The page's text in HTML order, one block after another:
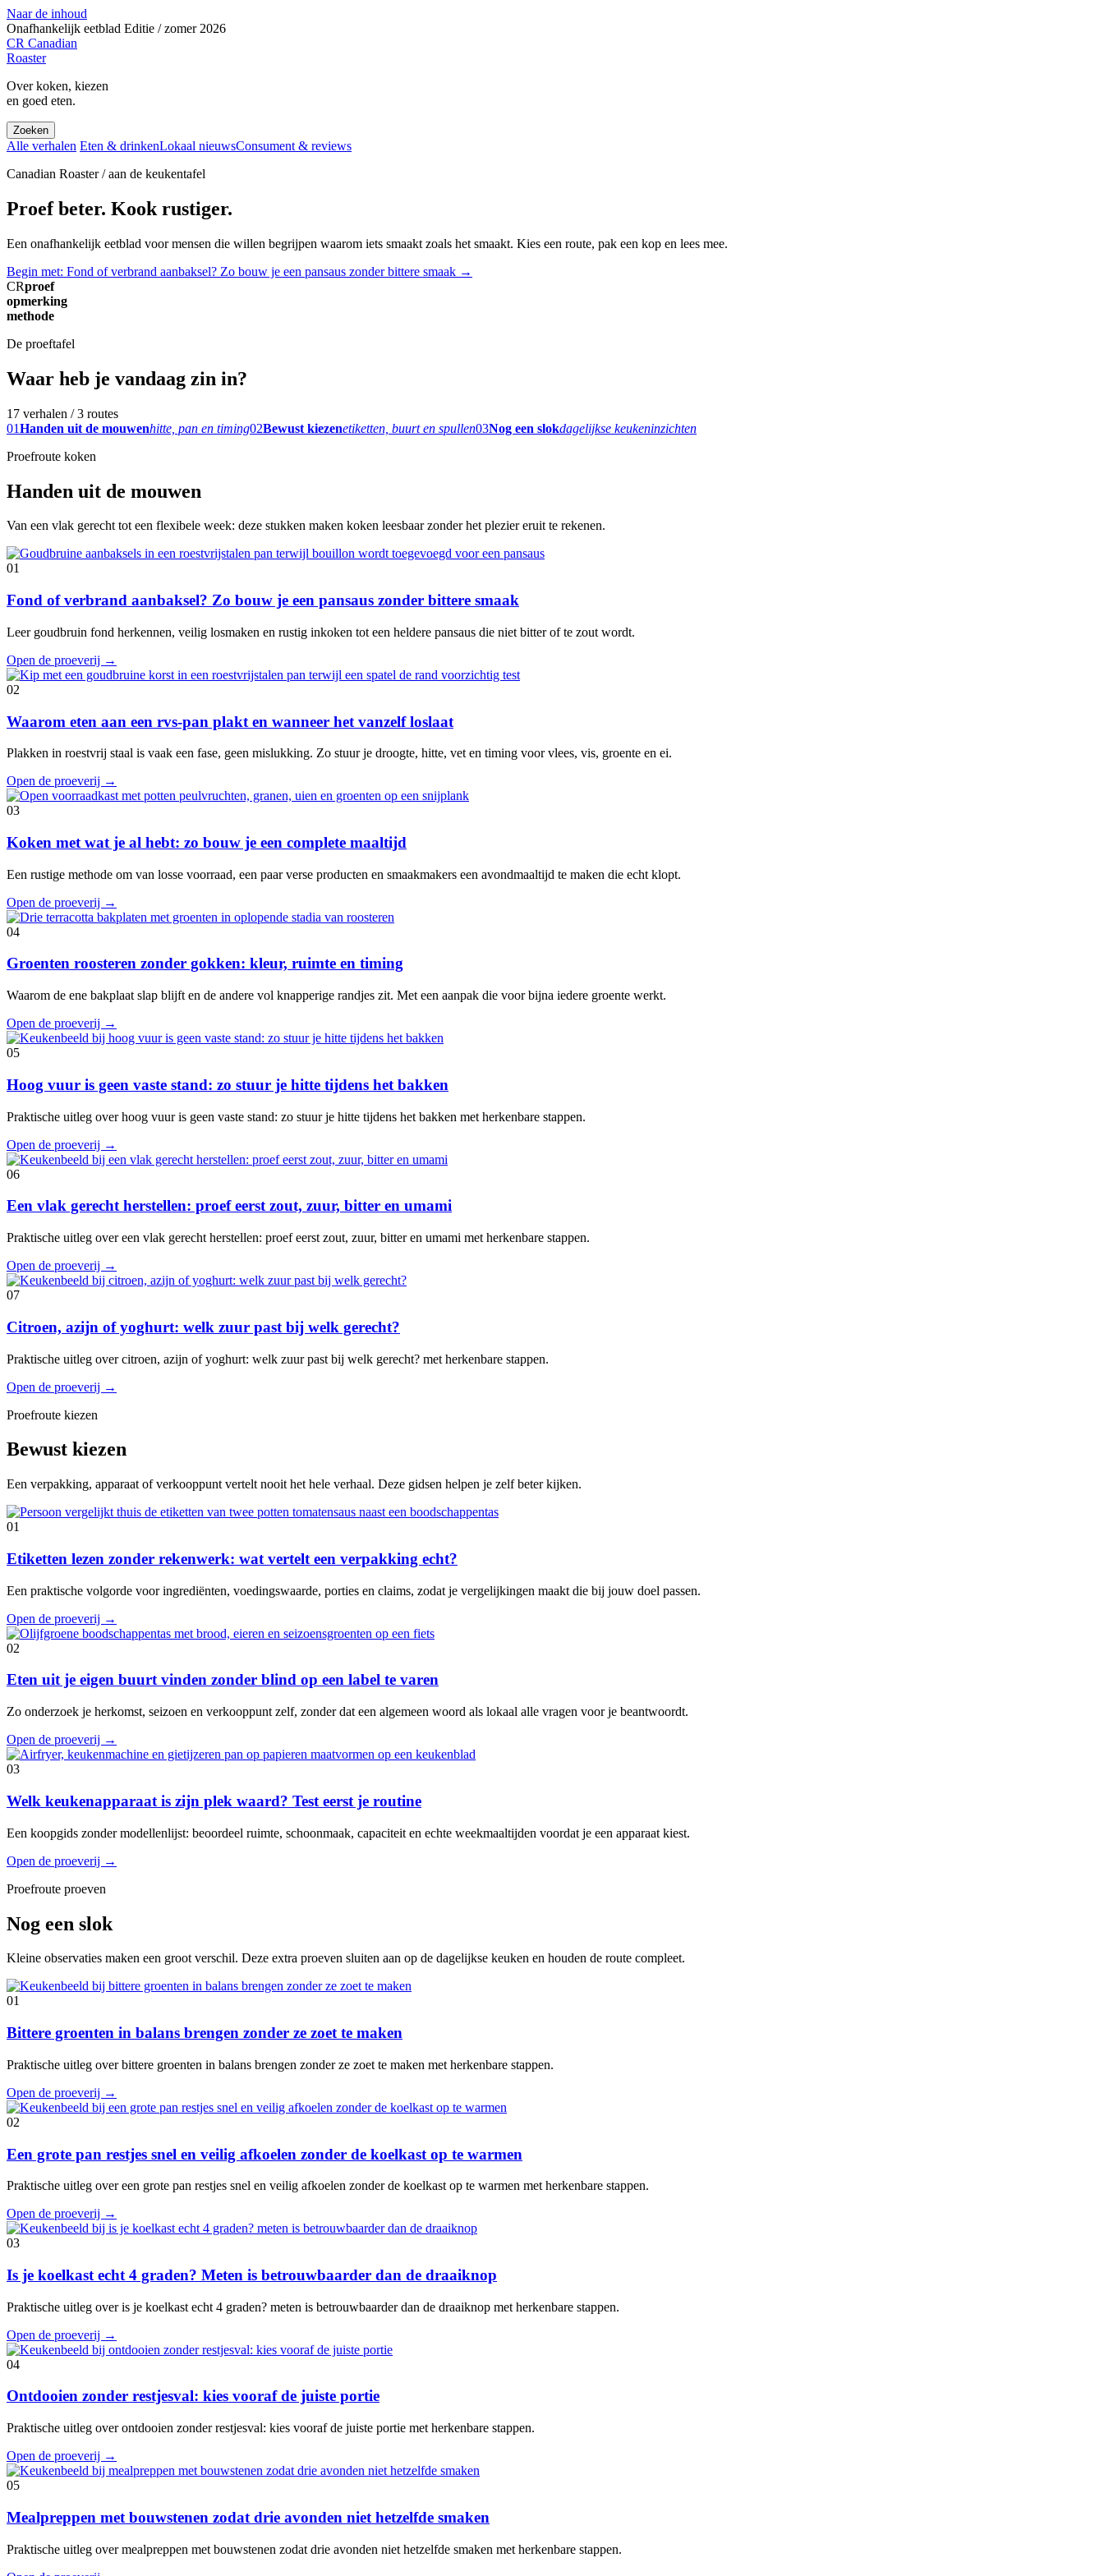
Naar de inhoud
Onafhankelijk eetblad Editie / zomer 2026
CR Canadian
Roaster
Over koken, kiezen
en goed eten.
Zoeken
Alle verhalen Eten & drinkenLokaal nieuwsConsument & reviews
Canadian Roaster / aan de keukentafel
Proef beter. Kook rustiger.
Een onafhankelijk eetblad voor mensen die willen begrijpen waarom iets smaakt zoals het smaakt. Kies een route, pak een kop en lees mee.
Begin met: Fond of verbrand aanbaksel? Zo bouw je een pansaus zonder bittere smaak →
CRproef
opmerking
methode
De proeftafel
Waar heb je vandaag zin in?
17 verhalen / 3 routes
01Handen uit de mouwenhitte, pan en timing02Bewust kiezenetiketten, buurt en spullen03Nog een slokdagelijkse keukeninzichten
Proefroute koken
Handen uit de mouwen
Van een vlak gerecht tot een flexibele week: deze stukken maken koken leesbaar zonder het plezier eruit te rekenen.
01
Fond of verbrand aanbaksel? Zo bouw je een pansaus zonder bittere smaak
Leer goudbruin fond herkennen, veilig losmaken en rustig inkoken tot een heldere pansaus die niet bitter of te zout wordt.
Open de proeverij →
02
Waarom eten aan een rvs-pan plakt en wanneer het vanzelf loslaat
Plakken in roestvrij staal is vaak een fase, geen mislukking. Zo stuur je droogte, hitte, vet en timing voor vlees, vis, groente en ei.
Open de proeverij →
03
Koken met wat je al hebt: zo bouw je een complete maaltijd
Een rustige methode om van losse voorraad, een paar verse producten en smaakmakers een avondmaaltijd te maken die echt klopt.
Open de proeverij →
04
Groenten roosteren zonder gokken: kleur, ruimte en timing
Waarom de ene bakplaat slap blijft en de andere vol knapperige randjes zit. Met een aanpak die voor bijna iedere groente werkt.
Open de proeverij →
05
Hoog vuur is geen vaste stand: zo stuur je hitte tijdens het bakken
Praktische uitleg over hoog vuur is geen vaste stand: zo stuur je hitte tijdens het bakken met herkenbare stappen.
Open de proeverij →
06
Een vlak gerecht herstellen: proef eerst zout, zuur, bitter en umami
Praktische uitleg over een vlak gerecht herstellen: proef eerst zout, zuur, bitter en umami met herkenbare stappen.
Open de proeverij →
07
Citroen, azijn of yoghurt: welk zuur past bij welk gerecht?
Praktische uitleg over citroen, azijn of yoghurt: welk zuur past bij welk gerecht? met herkenbare stappen.
Open de proeverij →
Proefroute kiezen
Bewust kiezen
Een verpakking, apparaat of verkooppunt vertelt nooit het hele verhaal. Deze gidsen helpen je zelf beter kijken.
01
Etiketten lezen zonder rekenwerk: wat vertelt een verpakking echt?
Een praktische volgorde voor ingrediënten, voedingswaarde, porties en claims, zodat je vergelijkingen maakt die bij jouw doel passen.
Open de proeverij →
02
Eten uit je eigen buurt vinden zonder blind op een label te varen
Zo onderzoek je herkomst, seizoen en verkooppunt zelf, zonder dat een algemeen woord als lokaal alle vragen voor je beantwoordt.
Open de proeverij →
03
Welk keukenapparaat is zijn plek waard? Test eerst je routine
Een koopgids zonder modellenlijst: beoordeel ruimte, schoonmaak, capaciteit en echte weekmaaltijden voordat je een apparaat kiest.
Open de proeverij →
Proefroute proeven
Nog een slok
Kleine observaties maken een groot verschil. Deze extra proeven sluiten aan op de dagelijkse keuken en houden de route compleet.
01
Bittere groenten in balans brengen zonder ze zoet te maken
Praktische uitleg over bittere groenten in balans brengen zonder ze zoet te maken met herkenbare stappen.
Open de proeverij →
02
Een grote pan restjes snel en veilig afkoelen zonder de koelkast op te warmen
Praktische uitleg over een grote pan restjes snel en veilig afkoelen zonder de koelkast op te warmen met herkenbare stappen.
Open de proeverij →
03
Is je koelkast echt 4 graden? Meten is betrouwbaarder dan de draaiknop
Praktische uitleg over is je koelkast echt 4 graden? meten is betrouwbaarder dan de draaiknop met herkenbare stappen.
Open de proeverij →
04
Ontdooien zonder restjesval: kies vooraf de juiste portie
Praktische uitleg over ontdooien zonder restjesval: kies vooraf de juiste portie met herkenbare stappen.
Open de proeverij →
05
Mealpreppen met bouwstenen zodat drie avonden niet hetzelfde smaken
Praktische uitleg over mealpreppen met bouwstenen zodat drie avonden niet hetzelfde smaken met herkenbare stappen.